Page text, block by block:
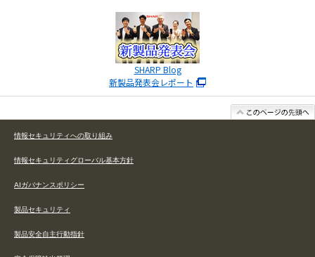
SHARP Blog
新製品発表会レポート
情報セキュリティへの取り組み
情報セキュリティグローバル基本方針
AIガバナンスポリシー
製品セキュリティ
製品安全自主行動指針